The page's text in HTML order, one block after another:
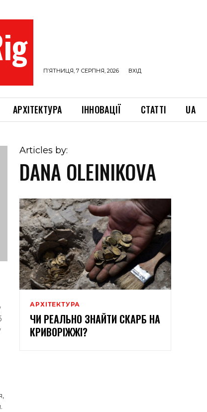
П’ЯТНИЦЯ, 7 СЕРПНЯ, 2026 ВХІД
АРХІТЕКТУРА ІННОВАЦІЇ СТАТТІ UA
Articles by:
DANA OLEINIKOVA
АРХІТЕКТУРА
ЧИ РЕАЛЬНО ЗНАЙТИ СКАРБ НА
КРИВОРІЖЖІ?